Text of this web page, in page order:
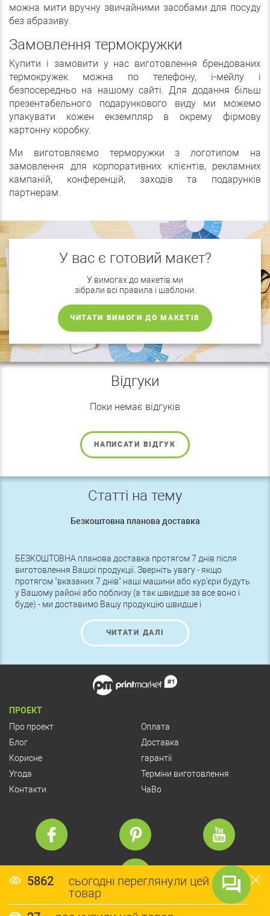
можна мити вручну звичайними засобами для посуду
без абразиву.
Замовлення термокружки
Купити і замовити у нас виготовлення брендованих
термокружек можна по телефону, і-мейлу і
безпосередньо на нашому сайті. Для додання більш
презентабельного подарункового виду ми можемо
упакувати кожен екземпляр в окрему фірмову
картонну коробку.
Ми виготовляємо терморужки з логотипом на
замовлення для корпоративних клієнтів, рекламних
кампаній, конференцій, заходів та подарунків
партнерам.
У вас є готовий макет?
У вимогах до макетів ми
зібрали всі правила і шаблони.
ЧИТАТИ ВИМОГИ ДО МАКЕТІВ
Відгуки
Поки немає відгуків
НАПИСАТИ ВІДГУК
Статті на тему
Безкоштовна планова доставка
БЕЗКОШТОВНА планова доставка протягом 7 днів після
виготовлення Вашої продукції. Зверніть увагу - якщо
протягом "вказаних 7 днів" наші машини або кур'єри будуть
у Вашому районі або поблизу (а так швидше за все воно і
буде) - ми доставимо Вашу продукцію швидше і
ЧИТАТИ ДАЛІ
5862
сьогодні переглянули цей
товар
ПРОЕКТ
Про проект
Блог
Корисне
Угода
Контакти
Оплата
Доставка
гарантії
Терміни виготовлення
ЧаВо